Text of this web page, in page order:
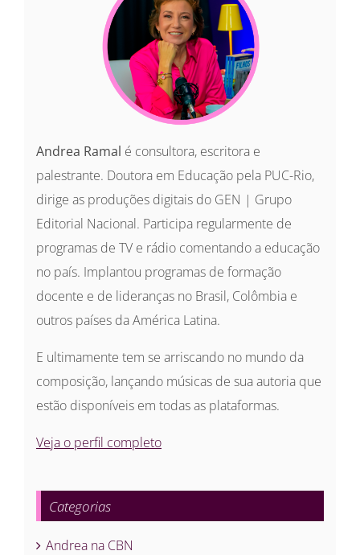
Andrea Ramal é consultora, escritora e
palestrante. Doutora em Educação pela PUC-Rio,
dirige as produções digitais do GEN | Grupo
Editorial Nacional. Participa regularmente de
programas de TV e rádio comentando a educação
no país. Implantou programas de formação
docente e de lideranças no Brasil, Colômbia e
outros países da América Latina.
E ultimamente tem se arriscando no mundo da
composição, lançando músicas de sua autoria que
estão disponíveis em todas as plataformas.
Veja o perfil completo
Categorias
Andrea na CBN